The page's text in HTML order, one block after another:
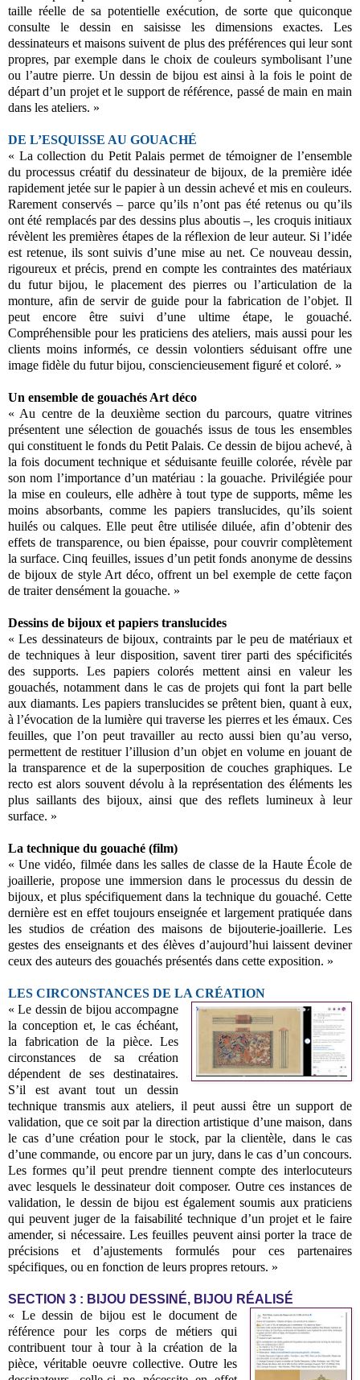
taille réelle de sa potentielle exécution, de sorte que quiconque
consulte le dessin en saisisse les dimensions exactes. Les
dessinateurs et maisons suivent de plus des préférences qui leur sont
propres, par exemple dans le choix de couleurs symbolisant l’une
ou l’autre pierre. Un dessin de bijou est ainsi à la fois le point de
départ d’un projet et le support de référence, passé de main en main
dans les ateliers. »
DE L’ESQUISSE AU GOUACHÉ
« La collection du Petit Palais permet de témoigner de l’ensemble
du processus créatif du dessinateur de bijoux, de la première idée
rapidement jetée sur le papier à un dessin achevé et mis en couleurs.
Rarement conservés – parce qu’ils n’ont pas été retenus ou qu’ils
ont été remplacés par des dessins plus aboutis –, les croquis initiaux
révèlent les premières étapes de la réflexion de leur auteur. Si l’idée
est retenue, ils sont suivis d’une mise au net. Ce nouveau dessin,
rigoureux et précis, prend en compte les contraintes des matériaux
du futur bijou, le placement des pierres ou l’articulation de la
monture, afin de servir de guide pour la fabrication de l’objet. Il
peut encore être suivi d’une ultime étape, le gouaché.
Compréhensible pour les praticiens des ateliers, mais aussi pour les
clients moins informés, ce dessin volontiers séduisant offre une
image fidèle du futur bijou, consciencieusement figuré et coloré. »
Un ensemble de gouachés Art déco
« Au centre de la deuxième section du parcours, quatre vitrines
présentent une sélection de gouachés issus de tous les ensembles
qui constituent le fonds du Petit Palais. Ce dessin de bijou achevé, à
la fois document technique et séduisante feuille colorée, révèle par
son nom l’importance d’un matériau : la gouache. Privilégiée pour
la mise en couleurs, elle adhère à tout type de supports, même les
moins absorbants, comme les papiers translucides, qu’ils soient
huilés ou calques. Elle peut être utilisée diluée, afin d’obtenir des
effets de transparence, ou bien épaisse, pour couvrir complètement
la surface. Cinq feuilles, issues d’un petit fonds anonyme de dessins
de bijoux de style Art déco, offrent un bel exemple de cette façon
de traiter densément la gouache. »
Dessins de bijoux et papiers translucides
« Les dessinateurs de bijoux, contraints par le peu de matériaux et
de techniques à leur disposition, savent tirer parti des spécificités
des supports. Les papiers colorés mettent ainsi en valeur les
gouachés, notamment dans le cas de projets qui font la part belle
aux diamants. Les papiers translucides se prêtent bien, quant à eux,
à l’évocation de la lumière qui traverse les pierres et les émaux. Ces
feuilles, que l’on peut travailler au recto aussi bien qu’au verso,
permettent de restituer l’illusion d’un objet en volume en jouant de
la transparence et de la superposition de couches graphiques. Le
recto est alors souvent dévolu à la représentation des éléments les
plus saillants des bijoux, ainsi que des reflets lumineux à leur
surface. »
La technique du gouaché (film)
« Une vidéo, filmée dans les salles de classe de la Haute École de
joaillerie, propose une immersion dans le processus du dessin de
bijoux, et plus spécifiquement dans la technique du gouaché. Cette
dernière est en effet toujours enseignée et largement pratiquée dans
les studios de création des maisons de bijouterie-joaillerie. Les
gestes des enseignants et des élèves d’aujourd’hui laissent deviner
ceux des auteurs des gouachés présentés dans cette exposition. »
LES CIRCONSTANCES DE LA CRÉATION
« Le dessin de bijou accompagne
la conception et, le cas échéant,
la fabrication de la pièce. Les
circonstances de sa création
dépendent de ses destinataires.
S’il est avant tout un dessin
technique transmis aux ateliers, il peut aussi être un support de
validation, que ce soit par la direction artistique d’une maison, dans
le cas d’une création pour le stock, par la clientèle, dans le cas
d’une commande, ou encore par un jury, dans le cas d’un concours.
Les formes qu’il peut prendre tiennent compte des interlocuteurs
avec lesquels le dessinateur doit composer. Outre ces instances de
validation, le dessin de bijou est également soumis aux praticiens
qui peuvent juger de la faisabilité technique d’un projet et le faire
amender, si nécessaire. Les feuilles peuvent ainsi porter la trace de
précisions et d’ajustements formulés pour ces partenaires
spécifiques, ou en fonction de leurs propres retours. »
SECTION 3 : BIJOU DESSINÉ, BIJOU RÉALISÉ
« Le dessin de bijou est le document de
référence pour les corps de métiers qui
contribuent tour à tour à la création de la
pièce, véritable oeuvre collective. Outre les